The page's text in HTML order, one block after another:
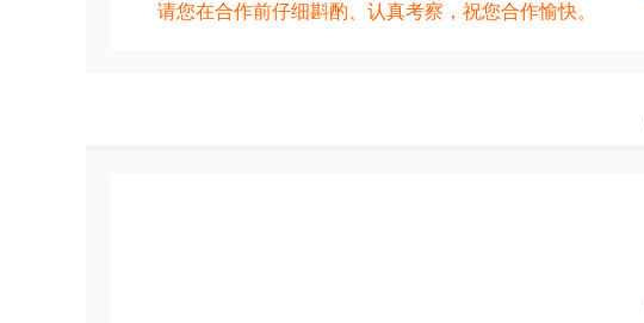
请您在合作前仔细斟酌、认真考察，祝您合作愉快。